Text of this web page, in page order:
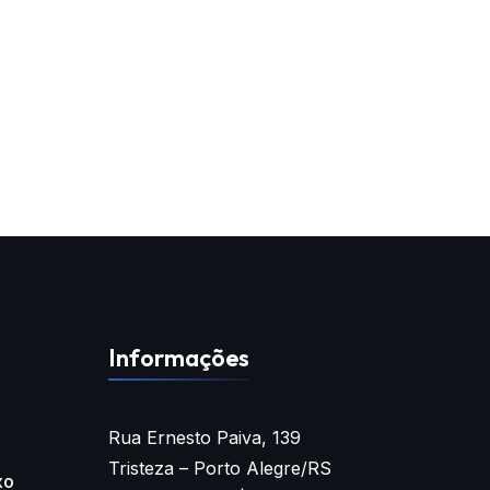
Informações
Rua Ernesto Paiva, 139
Tristeza – Porto Alegre/RS